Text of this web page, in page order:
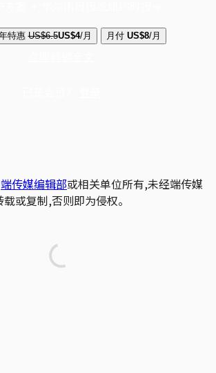
特惠 US$6.5US$4/月 月付 US$8/月
端传媒编辑部或相关单位所有,未经端传媒
或复制,否则即为侵权。